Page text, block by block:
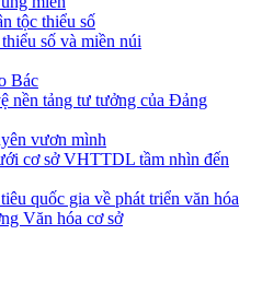
tộc thiểu số
số và miền núi
Bác
nền tảng tư tưởng của Đảng
vươn mình
cơ sở VHTTDL tầm nhìn đến
quốc gia về phát triển văn hóa
Văn hóa cơ sở